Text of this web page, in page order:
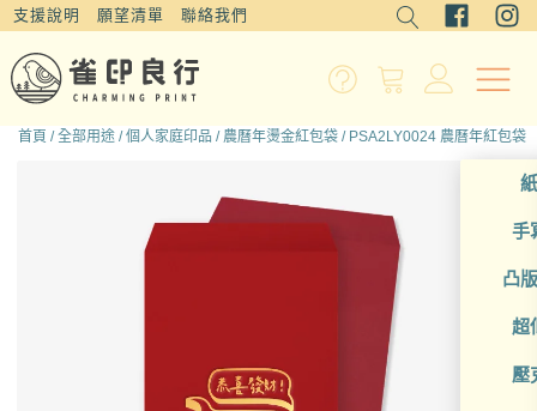
支援說明 願望清單 聯絡我們
手
凸
超
壓
首頁 /全部用途 /個人家庭印品 / 農曆年燙金紅包袋 / PSA2LY0024 農曆年紅包袋